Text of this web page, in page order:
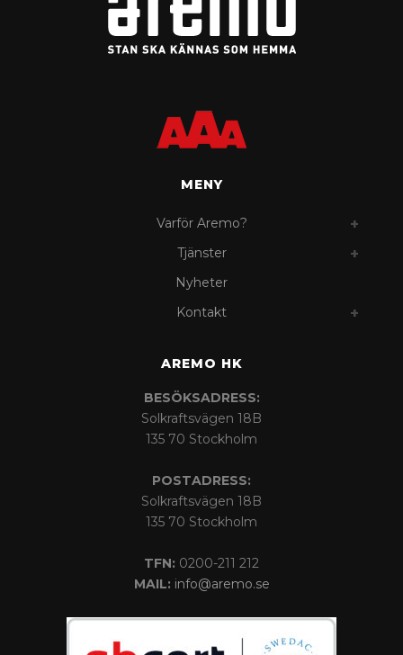
MENY
Varför Aremo?
Tjänster
Nyheter
Kontakt
AREMO HK
BESÖKSADRESS:
Solkraftsvägen 18B
135 70 Stockholm
POSTADRESS:
Solkraftsvägen 18B
135 70 Stockholm
TFN: 0200-211 212
MAIL: info@aremo.se